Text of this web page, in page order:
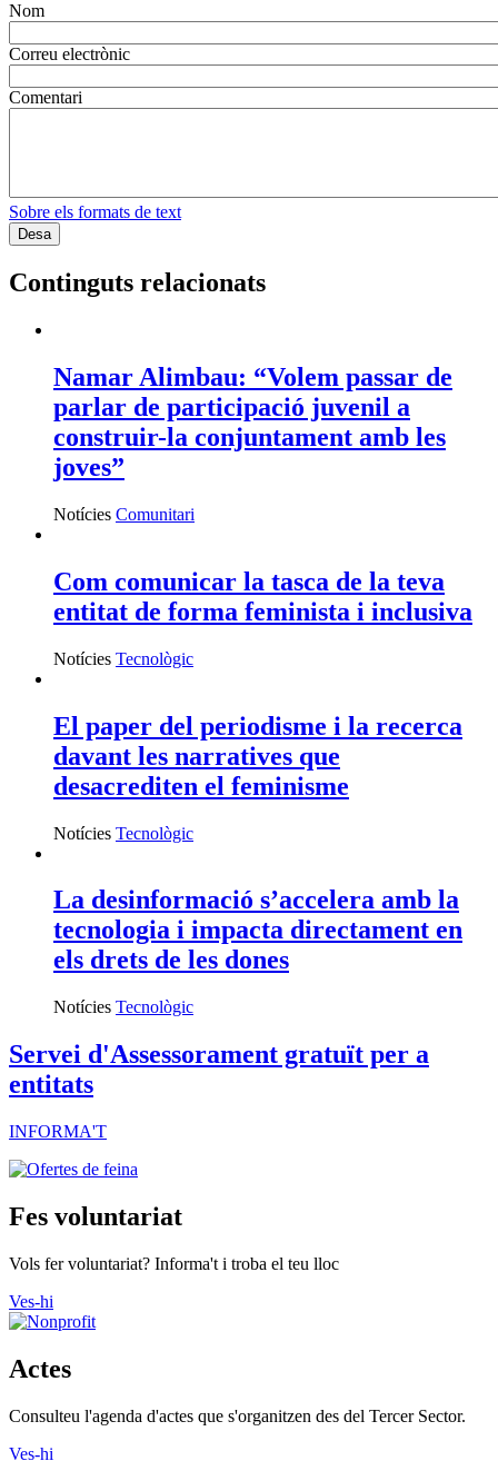
Nom
Correu electrònic
Comentari
Sobre els formats de text
Continguts relacionats
Namar Alimbau: “Volem passar de
parlar de participació juvenil a
construir-la conjuntament amb les
joves”
Notícies Comunitari
Com comunicar la tasca de la teva
entitat de forma feminista i inclusiva
Notícies Tecnològic
El paper del periodisme i la recerca
davant les narratives que
desacrediten el feminisme
La desinformació s’accelera amb la
tecnologia i impacta directament en
els drets de les dones
Servei d'Assessorament gratuït per a
entitats
Ves-hi